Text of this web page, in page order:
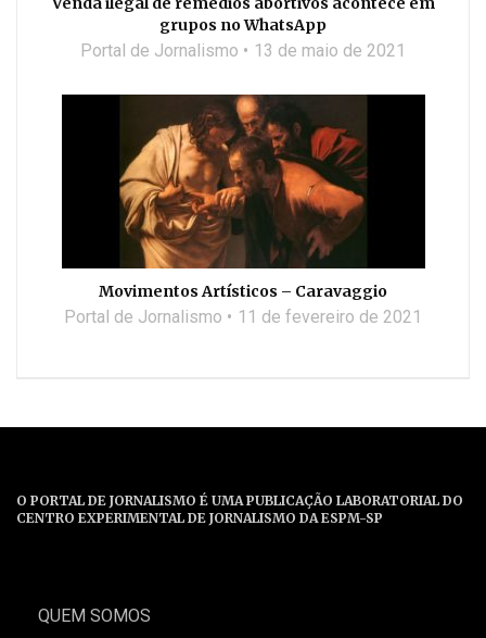
grupos no WhatsApp
Portal de Jornalismo 13 de maio de 2021
Movimentos Artísticos – Caravaggio
Portal de Jornalismo 11 de fevereiro de 2021
O PORTAL DE JORNALISMO É UMA PUBLICAÇÃO LABORATORIAL DO
CENTRO EXPERIMENTAL DE JORNALISMO DA ESPM-SP
QUEM SOMOS